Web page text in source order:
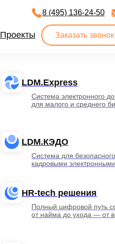
8 (495) 136-24-50
Проекты Заказать звонок
HR-tech решения
Полный цифровой путь
от найма до ухода — от
LDM.КЭДО
Система для
кадровыми
LDM.Express
Система электронного
для малого и среднего